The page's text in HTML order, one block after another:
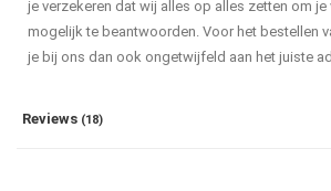
je verzekeren dat wij alles op alles zetten om je
mogelijk te beantwoorden. Voor het bestellen
je bij ons dan ook ongetwijfeld aan het juiste
Reviews (18)